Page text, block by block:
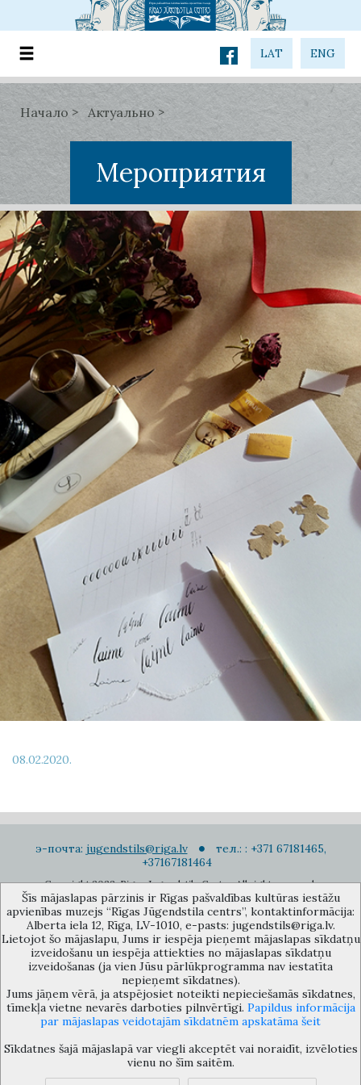
LAT ENG
Начало Актуально
Мероприятия
08.02.2020.
э-почта: jugendstils@riga.lv
тел.: : +371 67181465,
+37167181464
Copyright 2022. Rigas Jugendstila Centrs. All right reserved.
Подписаться на новости
Музей объединения культурных учереждений Рижского
самоуправления «Рижский центр югендстиля», улица Альберта 12,
Рига, LV 1010, Латвия (дверной код: 12), jugendstils@riga.lv
Šīs mājaslapas pārzinis ir Rīgas pašvaldības kultūras iestāžu
apvienības muzejs “Rīgas Jūgendstila centrs”, kontaktinformācija:
Alberta iela 12, Rīga, LV-1010, e-pasts: jugendstils@riga.lv.
Lietojot šo mājaslapu, Jums ir iespēja pieņemt mājaslapas sīkdatņu
izveidošanu un iespēja attiekties no mājaslapas sīkdatņu
izveidošanas (ja vien Jūsu pārlūkprogramma nav iestatīta
nepieņemt sīkdatnes).
Jums jāņem vērā, ja atspējosiet noteikti nepieciešamās sīkdatnes,
tīmekļa vietne nevarēs darboties pilnvērtīgi. Papildus informācija
par mājaslapas veidotajām sīkdatnēm apskatāma šeit
Sīkdatnes šajā mājaslapā var viegli akceptēt vai noraidīt, izvēloties
vienu no šīm saitēm.